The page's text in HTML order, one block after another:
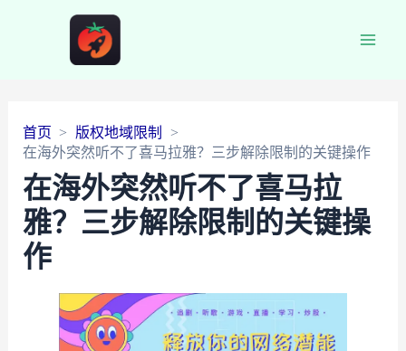
首页
版权地域限制
在海外突然听不了喜马拉雅？三步解除限制的关键操作
在海外突然听不了喜马拉
雅？三步解除限制的关键操
作